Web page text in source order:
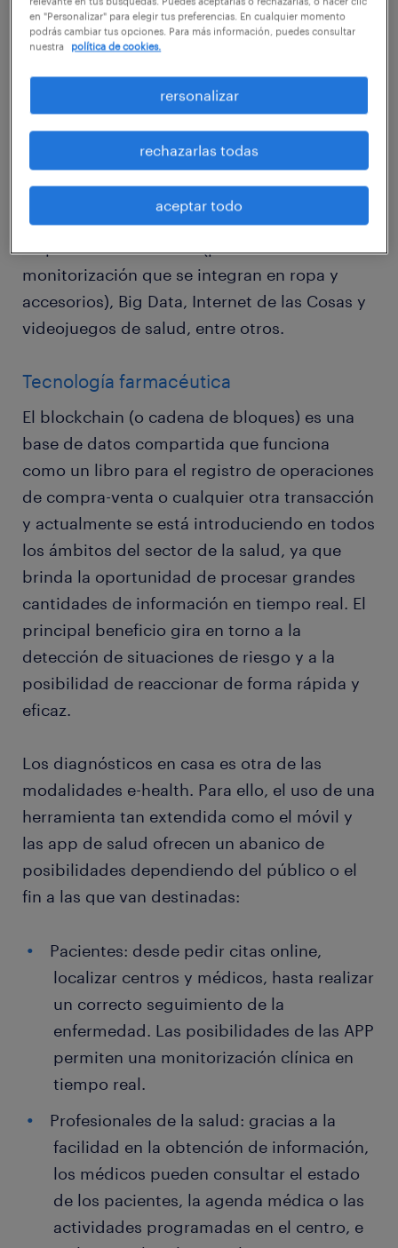
diagnóstico, tratamiento, seguimiento, así
como en la gestión de la salud, ahorrando
Según la Asociación de Investigadores de
eSalud (AIES), el e-health engloba diferentes
productos y servicios para la salud, como
aplicaciones móviles, telemedicina,
dispositivos wearables (para la
monitorización que se integran en ropa y
accesorios), Big Data, Internet de las Cosas y
videojuegos de salud, entre otros.
Tecnología farmacéutica
El blockchain (o cadena de bloques) es una
base de datos compartida que funciona
como un libro para el registro de operaciones
de compra-venta o cualquier otra transacción
y actualmente se está introduciendo en todos
los ámbitos del sector de la salud, ya que
brinda la oportunidad de procesar grandes
cantidades de información en tiempo real. El
principal beneficio gira en torno a la
detección de situaciones de riesgo y a la
posibilidad de reaccionar de forma rápida y
eficaz.
Los diagnósticos en casa es otra de las
modalidades e-health. Para ello, el uso de una
herramienta tan extendida como el móvil y
las app de salud ofrecen un abanico de
posibilidades dependiendo del público o el
fin a las que van destinadas:
Pacientes: desde pedir citas online,
localizar centros y médicos, hasta realizar
un correcto seguimiento de la
enfermedad. Las posibilidades de las APP
permiten una monitorización clínica en
tiempo real.
Profesionales de la salud: gracias a la
facilidad en la obtención de información,
los médicos pueden consultar el estado
de los pacientes, la agenda médica o las
actividades programadas en el centro, e
en "Personalizar" para elegir tus preferencias. En cualquier momento
podrás cambiar tus opciones. Para más información, puedes consultar
nuestra
política de cookies.
rersonalizar
rechazarlas todas
aceptar todo